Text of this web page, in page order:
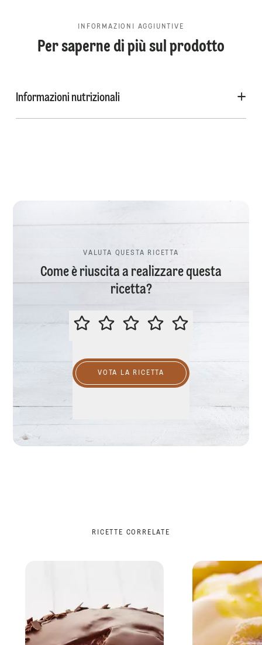
INFORMAZIONI AGGIUNTIVE
Per saperne di più sul prodotto
Informazioni nutrizionali
VALUTA QUESTA RICETTA
Come è riuscita a realizzare questa
ricetta?
VALUTA QUESTA RICETTA
VOTA LA RICETTA
RICETTE CORRELATE